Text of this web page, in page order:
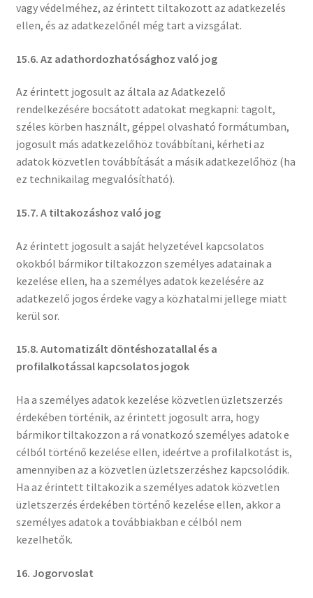
vagy védelméhez, az érintett tiltakozott az adatkezelés
ellen, és az adatkezelőnél még tart a vizsgálat.
15.6. Az adathordozhatósághoz való jog
Az érintett jogosult az általa az Adatkezelő
rendelkezésére bocsátott adatokat megkapni: tagolt,
széles körben használt, géppel olvasható formátumban,
jogosult más adatkezelőhöz továbbítani, kérheti az
adatok közvetlen továbbítását a másik adatkezelőhöz (ha
ez technikailag megvalósítható).
15.7. A tiltakozáshoz való jog
Az érintett jogosult a saját helyzetével kapcsolatos
okokból bármikor tiltakozzon személyes adatainak a
kezelése ellen, ha a személyes adatok kezelésére az
adatkezelő jogos érdeke vagy a közhatalmi jellege miatt
kerül sor.
15.8. Automatizált döntéshozatallal és a
profilalkotással kapcsolatos jogok
Ha a személyes adatok kezelése közvetlen üzletszerzés
érdekében történik, az érintett jogosult arra, hogy
bármikor tiltakozzon a rá vonatkozó személyes adatok e
célból történő kezelése ellen, ideértve a profilalkotást is,
amennyiben az a közvetlen üzletszerzéshez kapcsolódik.
Ha az érintett tiltakozik a személyes adatok közvetlen
üzletszerzés érdekében történő kezelése ellen, akkor a
személyes adatok a továbbiakban e célból nem
kezelhetők.
16. Jogorvoslat